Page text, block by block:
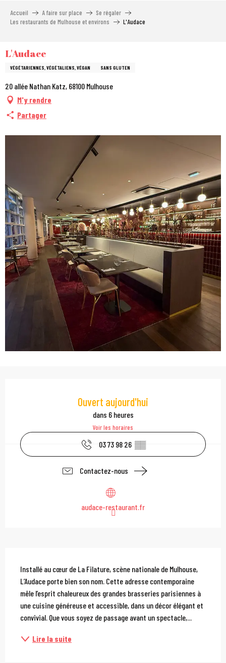
Accueil A faire sur place
Se régaler
Les restaurants de Mulhouse et environs
L'Audace
L'Audace
VÉGÉTARIENNES, VÉGÉTALIENS, VÉGAN SANS GLUTEN
20 allée Nathan Katz, 68100 Mulhouse
M'y rendre
Partager
Ouverture et
Ouvert aujourd'hui
dans 6 heures
Voir les horaires
03 73 98 26 ▒▒
Contactez-nous
audace-restaurant.fr
Description
Installé au cœur de La Filature, scène nationale de Mulhouse,
L’Audace porte bien son nom. Cette adresse contemporaine
mêle l’esprit chaleureux des grandes brasseries parisiennes à
une cuisine généreuse et accessible, dans un décor élégant et
convivial. Que vous soyez de passage avant un spectacle,...
Lire la suite